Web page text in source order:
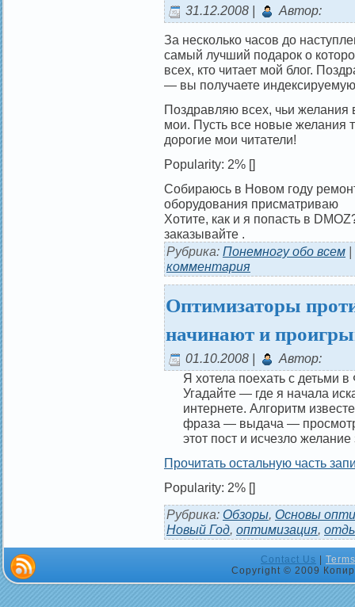
31.12.2008 | Автор:
За несколько часов до
самый лучший подарок о
всех, кто читает мой блог.
— вы получаете
Поздравляю всех, чьи желания
мои. Пусть все новые желания
дорогие мои читатели!
Popularity: 2% []
Собираюсь в Новом году
оборудования присматриваю
Хотите, как и я попасть в
заказывайте .
Рубрика: Понемногу обо всем
комментария
Оптимизаторы
начинают и
01.10.2008 |
Автор:
Я хотела поехать с детьми
Угадайте — где я начала
интернете. Алгоритм
фраза — выдача —
этот пост и исчезло
Прочитать остальную часть
Popularity: 2% []
Рубрика: Обзоры, Основы
Новый Год, оптимизация,
Contact Us
Copyright © 2009